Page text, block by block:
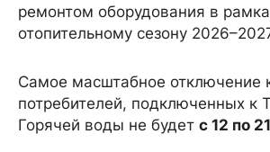
ремонтом оборудования в
отопительному сезону
Самое масштабное отключение
потребителей, подключенных к
Горячей воды не будет с 12 по